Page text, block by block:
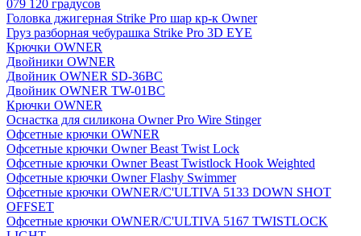
079 120 градусов
Головка джигерная Strike Pro шар кр-к Owner
Груз разборная чебурашка Strike Pro 3D EYE
Крючки OWNER
Двойники OWNER
Двойник OWNER SD-36BC
Двойник OWNER TW-01BC
Крючки OWNER
Оснастка для силикона Owner Pro Wire Stinger
Офсетные крючки OWNER
Офсетные крючки Owner Beast Twist Lock
Офсетные крючки Owner Beast Twistlock Hook Weighted
Офсетные крючки Owner Flashy Swimmer
Офсетные крючки OWNER/C'ULTIVA 5133 DOWN SHOT
OFFSET
Офсетные крючки OWNER/C'ULTIVA 5167 TWISTLOCK